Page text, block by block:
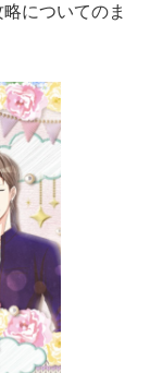
略についてのま